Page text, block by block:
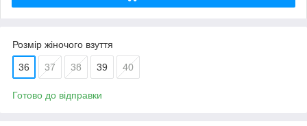
Розмір жіночого взуття
36 37 38 39 40
Готово до відправки